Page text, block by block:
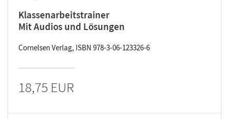
Klassenarbeitstrainer
Mit Audios und Lösungen
Cornelsen Verlag, ISBN 978-3-06-123326-6
18,75 EUR